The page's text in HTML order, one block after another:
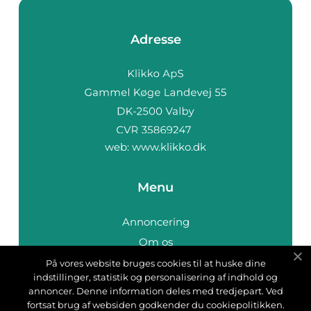
Adresse
web: www.klikko.dk
Menu
Annoncering
Om os
Cookies
Kontakt os
Sitemap
På vores website bruges cookies til at huske dine
indstillinger, statistik og personalisering af indhold og
annoncer. Denne information deles med tredjepart. Ved
fortsat brug af websiden godkender du cookiepolitikken.